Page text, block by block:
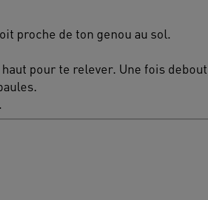
proche de ton genou au sol.
pour te relever. Une fois